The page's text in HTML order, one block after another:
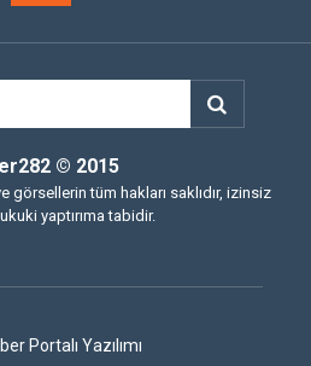
© 2015
görsellerin tüm hakları saklıdır, izinsiz
yaptırıma tabidir.
Portalı Yazılımı